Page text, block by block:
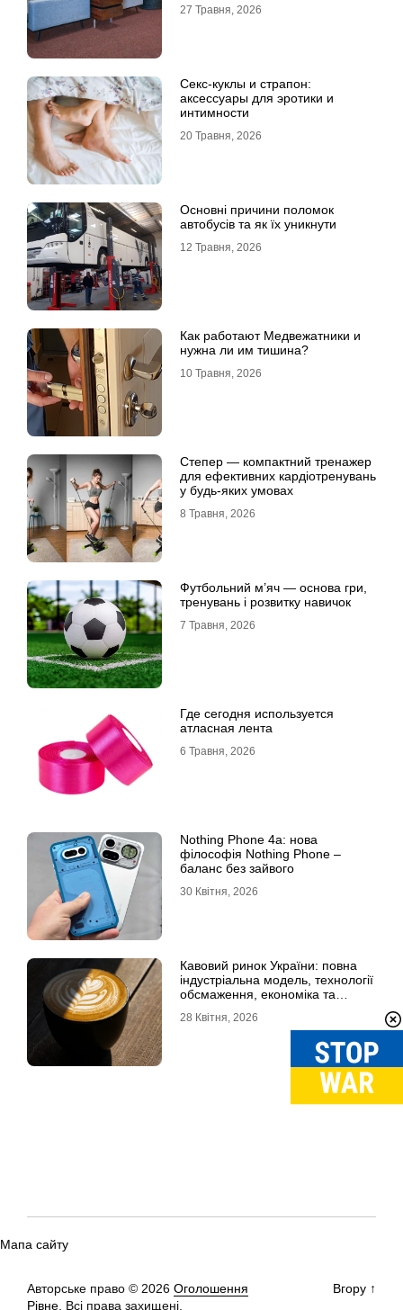
27 Травня, 2026
Секс-куклы и страпон:
аксессуары для эротики и
интимности
20 Травня, 2026
Основні причини поломок
автобусів та як їх уникнути
12 Травня, 2026
Как работают Медвежатники и
нужна ли им тишина?
10 Травня, 2026
Степер — компактний тренажер
для ефективних кардіотренувань
у будь-яких умовах
8 Травня, 2026
Футбольний м’яч — основа гри,
тренувань і розвитку навичок
7 Травня, 2026
Где сегодня используется
атласная лента
6 Травня, 2026
Nothing Phone 4a: нова
філософія Nothing Phone –
баланс без зайвого
30 Квітня, 2026
Кавовий ринок України: повна
індустріальна модель, технології
обсмаження, економіка та
28 Квітня, 2026
Мапа сайту
Авторське право © 2026 Оголошення
Рівне. Всі права захищені.
Вгору ↑